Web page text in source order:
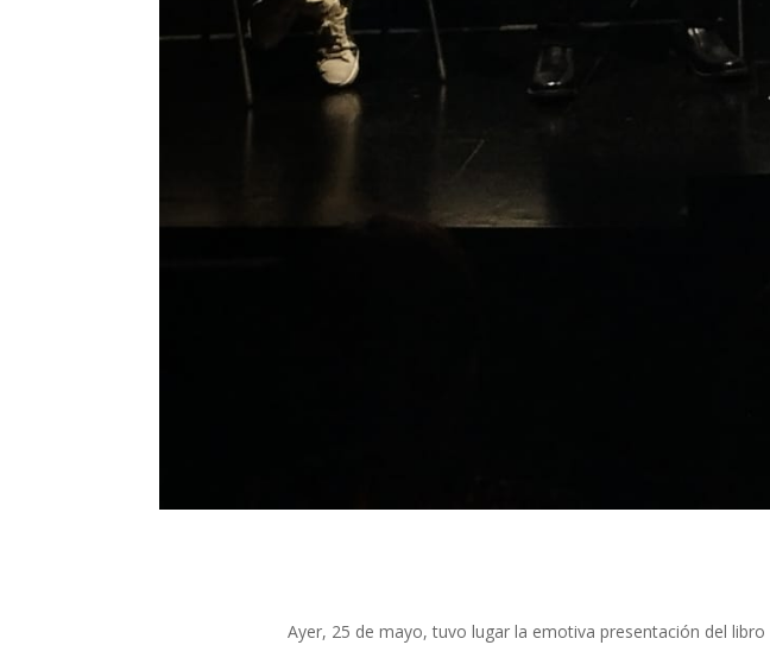
Ayer, 25 de mayo, tuvo lugar la emotiva presentación del libro